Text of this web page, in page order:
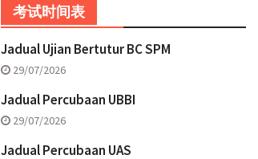
考试时间表
Jadual Ujian Bertutur BC SPM
29/07/2026
Jadual Percubaan UBBI
29/07/2026
Jadual Percubaan UAS